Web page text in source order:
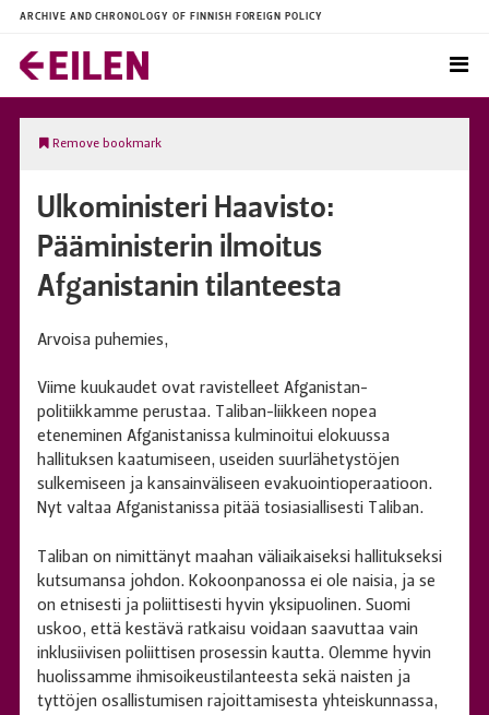
ARCHIVE AND CHRONOLOGY OF FINNISH FOREIGN POLICY
Remove bookmark
Ulkoministeri Haavisto:
Pääministerin ilmoitus
Afganistanin tilanteesta
Arvoisa puhemies,
Viime kuukaudet ovat ravistelleet Afganistan-
politiikkamme perustaa. Taliban-liikkeen nopea
eteneminen Afganistanissa kulminoitui elokuussa
hallituksen kaatumiseen, useiden suurlähetystöjen
sulkemiseen ja kansainväliseen evakuointioperaatioon.
Nyt valtaa Afganistanissa pitää tosiasiallisesti Taliban.
Taliban on nimittänyt maahan väliaikaiseksi hallitukseksi
kutsumansa johdon. Kokoonpanossa ei ole naisia, ja se
on etnisesti ja poliittisesti hyvin yksipuolinen. Suomi
uskoo, että kestävä ratkaisu voidaan saavuttaa vain
inklusiivisen poliittisen prosessin kautta. Olemme hyvin
huolissamme ihmisoikeustilanteesta sekä naisten ja
tyttöjen osallistumisen rajoittamisesta yhteiskunnassa,